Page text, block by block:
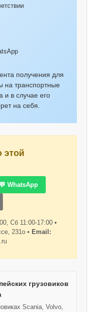
получения для
на транспортные
и в случае его
на себя.
этой
💬 WhatsApp
Сб 11:00-17:00 •
231о • Email:
грузовиков
Scania, Volvo,